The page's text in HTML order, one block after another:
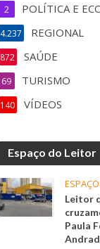
POLÍTICA E
2
REGIONAL
4.237
SAÚDE
872
TURISMO
69
VÍDEOS
140
Espaço do Leitor
Leitor
Paula